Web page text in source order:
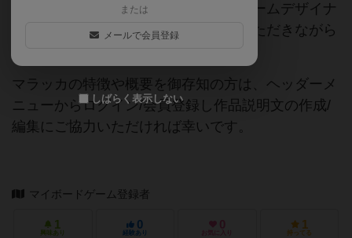
の情報は、ボドゲーマ運営事務局・ゲームデザイナ
ーご本人様・有志の皆様にご協力をいただきながら
マラッカの特徴や概要を御存知の方は、ヘッダーメ
ニューからログイン/会員登録し作品説明文の作成/
編集にご協力いただければ幸いです。
マイボードゲーム登録者
1
興味あり
0
経験あり
0
お気に入り
1
持ってる
または
メールで会員登録
しばらく表示しない